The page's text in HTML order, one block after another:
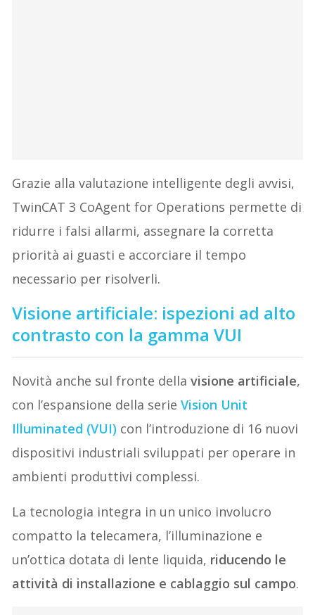
Grazie alla valutazione intelligente degli avvisi,
TwinCAT 3 CoAgent for Operations permette di
ridurre i falsi allarmi, assegnare la corretta
priorità ai guasti e accorciare il tempo
necessario per risolverli.
Visione artificiale: ispezioni ad alto
contrasto con la gamma VUI
Novità anche sul fronte dellavisione artificiale,
con l’espansione della serieVision Unit
Illuminated (VUI) con l’introduzione di 16 nuovi
dispositivi industriali sviluppati per operare in
ambienti produttivi complessi.
La tecnologia integra in un unico involucro
compatto la telecamera, l’illuminazione e
un’ottica dotata di lente liquida, riducendo le
attività di installazione e cablaggio sul campo.